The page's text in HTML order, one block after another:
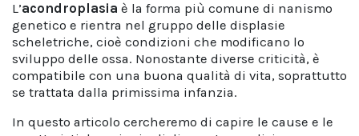
L’acondroplasia è la forma più comune di nanismo
genetico e rientra nel gruppo delle displasie
scheletriche, cioè condizioni che modificano lo
sviluppo delle ossa. Nonostante diverse criticità, è
compatibile con una buona qualità di vita, soprattutto
se trattata dalla primissima infanzia.
In questo articolo cercheremo di capire le cause e le